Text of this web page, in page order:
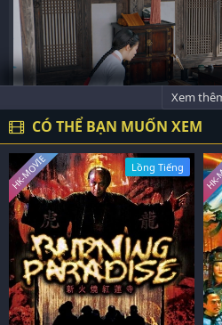
Xem
CÓ THỂ BẠN MUỐN XEM
Lồng Tiếng
HK-MOVIE